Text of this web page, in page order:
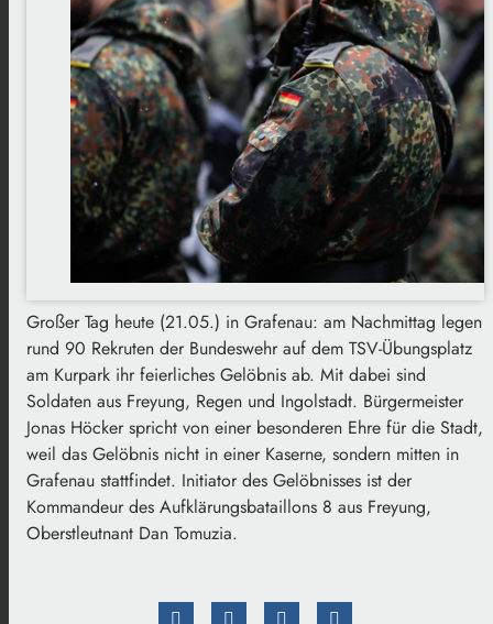
Großer Tag heute (21.05.) in Grafenau: am Nachmittag legen
rund 90 Rekruten der Bundeswehr auf dem TSV-Übungsplatz
am Kurpark ihr feierliches Gelöbnis ab. Mit dabei sind
Soldaten aus Freyung, Regen und Ingolstadt. Bürgermeister
Jonas Höcker spricht von einer besonderen Ehre für die Stadt,
weil das Gelöbnis nicht in einer Kaserne, sondern mitten in
Grafenau stattfindet. Initiator des Gelöbnisses ist der
Kommandeur des Aufklärungsbataillons 8 aus Freyung,
Oberstleutnant Dan Tomuzia.